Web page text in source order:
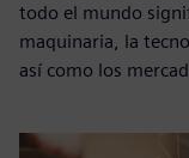
todo el mundo
maquinaria, la
así como los